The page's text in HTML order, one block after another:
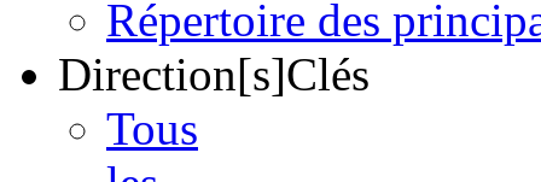
Répertoire des
Direction[s]Clés
Tous